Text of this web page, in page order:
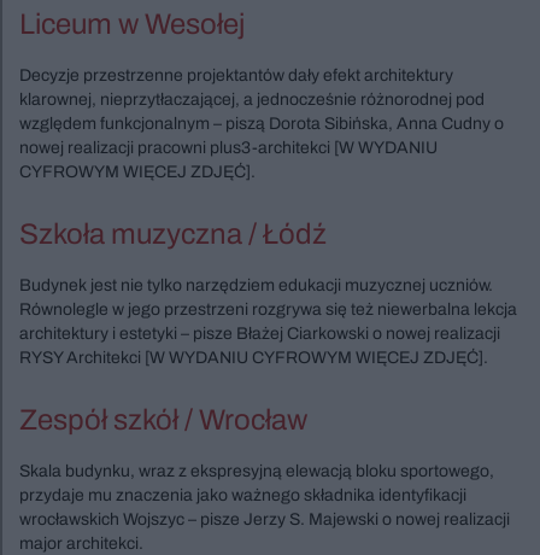
Liceum w Wesołej
Decyzje przestrzenne projektantów dały efekt architektury
klarownej, nieprzytłaczającej, a jednocześnie różnorodnej pod
względem funkcjonalnym – piszą Dorota Sibińska, Anna Cudny o
nowej realizacji pracowni plus3-architekci [W WYDANIU
CYFROWYM WIĘCEJ ZDJĘĆ].
Szkoła muzyczna / Łódź
Budynek jest nie tylko narzędziem edukacji muzycznej uczniów.
Równolegle w jego przestrzeni rozgrywa się też niewerbalna lekcja
architektury i estetyki – pisze Błażej Ciarkowski o nowej realizacji
RYSY Architekci [W WYDANIU CYFROWYM WIĘCEJ ZDJĘĆ].
Zespół szkół / Wrocław
Skala budynku, wraz z ekspresyjną elewacją bloku sportowego,
przydaje mu znaczenia jako ważnego składnika identyfikacji
wrocławskich Wojszyc – pisze Jerzy S. Majewski o nowej realizacji
major architekci.